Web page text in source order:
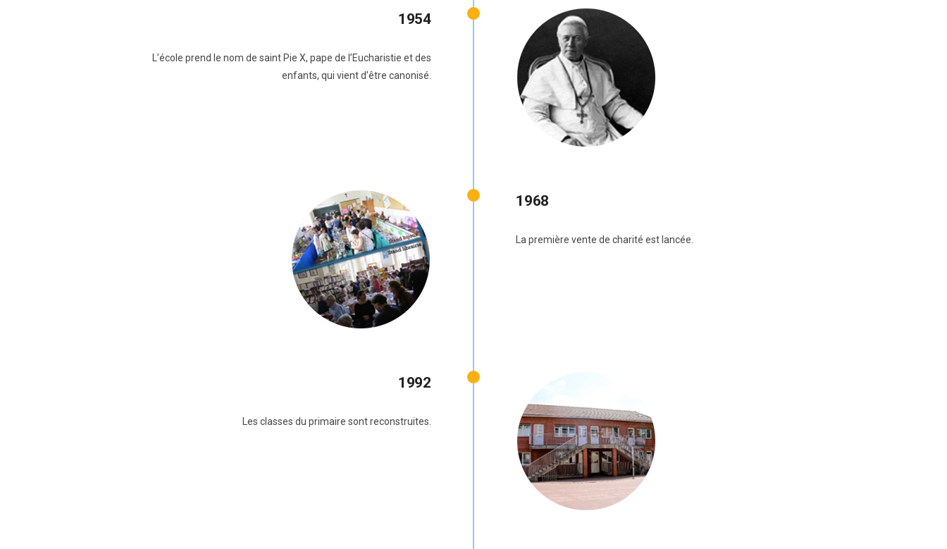
1954
L’école prend le nom de saint Pie X, pape de l’Eucharistie et des
enfants, qui vient d’être canonisé.
1968
La première vente de charité est lancée.
1992
Les classes du primaire sont reconstruites.